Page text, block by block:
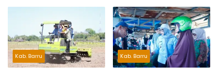
Kab. Barru Kab. Barru